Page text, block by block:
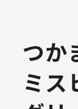
つか
ミス